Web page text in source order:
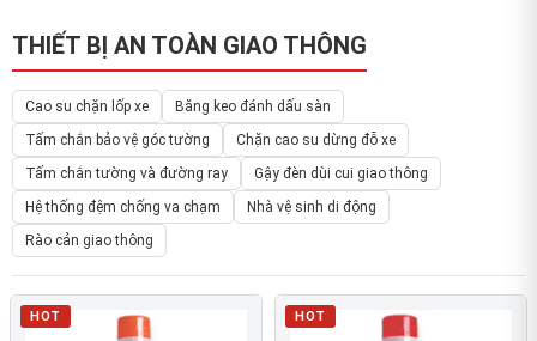
THIẾT BỊ AN TOÀN GIAO THÔNG
Cao su chặn lốp xe
Băng keo đánh dấu sàn
Tấm chắn bảo vệ góc tường
Chặn cao su dừng đỗ xe
Tấm chắn tường và đường ray
Gậy đèn dùi cui giao thông
Hệ thống đệm chống va chạm
Nhà vệ sinh di động
Rào cản giao thông
HOT HOT